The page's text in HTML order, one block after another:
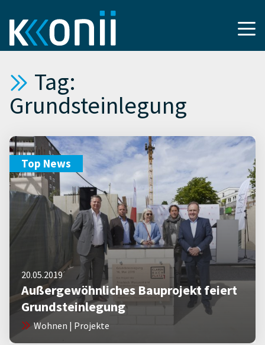
Tag:
Grundsteinlegung
Top News
20.05.2019
Außergewöhnliches Bauprojekt feiert
Grundsteinlegung
Wohnen | Projekte